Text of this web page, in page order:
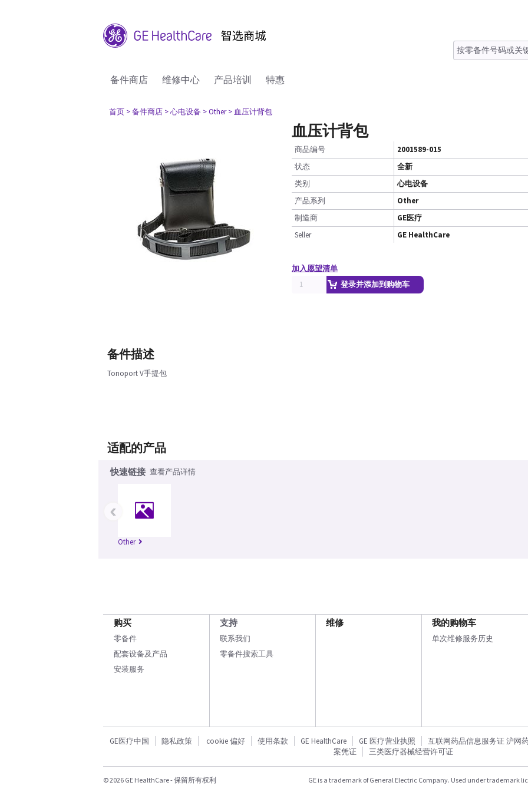
备件商店 维修中心 产品培训 特惠
首页 > 备件商店 > 心电设备 > Other > 血压计背包
血压计背包
商品编号
2001589-015
状态
全新
类别
心电设备
产品系列
Other
制造商
GE医疗
Seller
GE HealthCare
加入愿望清单
登录并添加到购物车
备件描述
Tonoport V手提包
适配的产品
快速链接 查看产品详情
Other
‹
购买
零备件
配套设备及产品
安装服务
支持
联系我们
零备件搜索工具
维修 我的购物车
单次维修服务历史
GE医疗中国 隐私政策 cookie 偏好 使用条款 GE HealthCare GE 医疗营业执照
互联网药品信息服务证 沪网
案凭证
三类医疗器械经营许可证
© 2026 GE HealthCare - 保留所有权利 GE is a trademark of General Electric Company. Used under trademark